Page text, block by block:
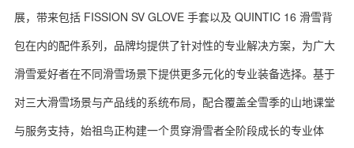
展，带来包括 FISSION SV GLOVE 手套以及 QUINTIC 16 滑雪背
包在内的配件系列，品牌均提供了针对性的专业解决方案，为广大
滑雪爱好者在不同滑雪场景下提供更多元化的专业装备选择。基于
对三大滑雪场景与产品线的系统布局，配合覆盖全雪季的山地课堂
与服务支持，始祖鸟正构建一个贯穿滑雪者全阶段成长的专业体